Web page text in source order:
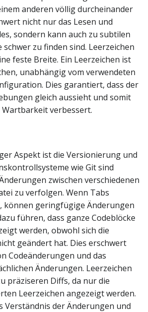
anderen völlig durcheinander
nicht nur das Lesen und
sondern kann auch zu subtilen
zu finden sind. Leerzeichen
feste Breite. Ein Leerzeichen ist
unabhängig vom verwendeten
Dies garantiert, dass der
gleich aussieht und somit
verbessert.
Aspekt ist die Versionierung und
wie Git sind
zwischen verschiedenen
zu verfolgen. Wenn Tabs
können geringfügige Änderungen
führen, dass ganze Codeblöcke
werden, obwohl sich die
geändert hat. Dies erschwert
Codeänderungen und das
Änderungen. Leerzeichen
präziseren Diffs, da nur die
Leerzeichen angezeigt werden.
Verständnis der Änderungen und